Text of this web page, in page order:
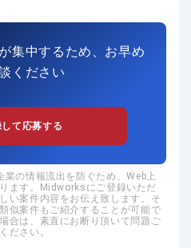
集中するため、お早め
ください
て応募する
の情報流出を防ぐため、Web上
ます。Midworksにご登録いただ
い案件内容をお伝え致します。そ
似案件もご紹介することが可能で
合は、素直にお断り頂いて問題ご
ださい。